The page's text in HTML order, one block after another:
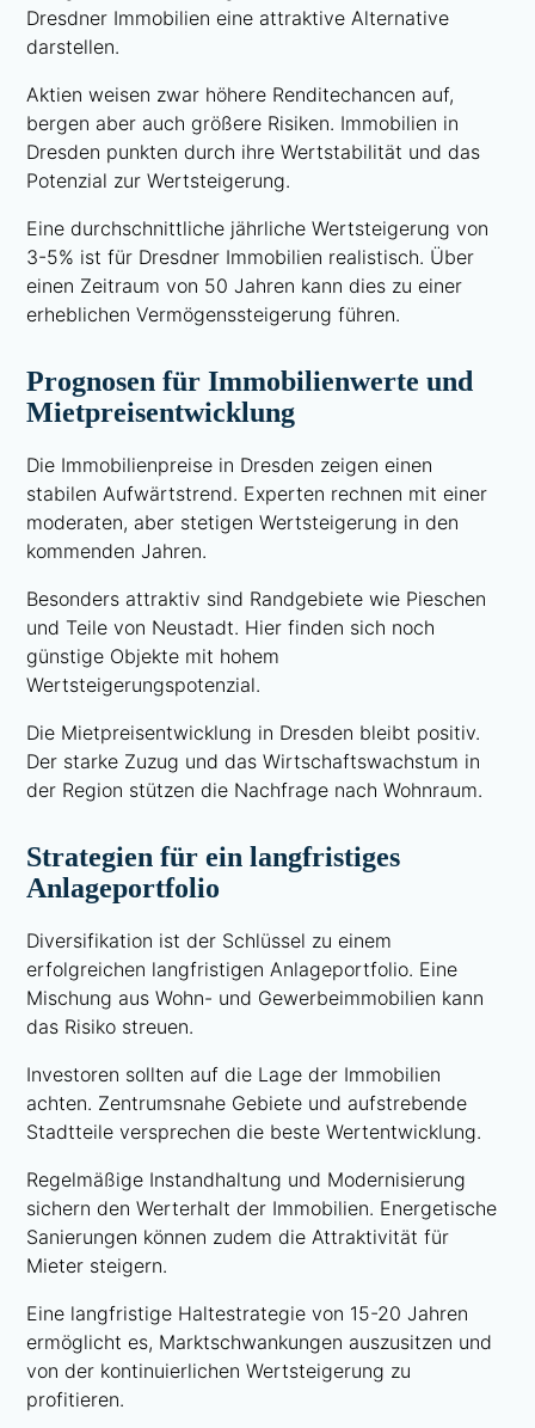
Dresdner Immobilien eine attraktive Alternative
darstellen.
Aktien weisen zwar höhere Renditechancen auf,
bergen aber auch größere Risiken. Immobilien in
Dresden punkten durch ihre Wertstabilität und das
Potenzial zur Wertsteigerung.
Eine durchschnittliche jährliche Wertsteigerung von
3-5% ist für Dresdner Immobilien realistisch. Über
einen Zeitraum von 50 Jahren kann dies zu einer
erheblichen Vermögenssteigerung führen.
Prognosen für Immobilienwerte und
Mietpreisentwicklung
Die Immobilienpreise in Dresden zeigen einen
stabilen Aufwärtstrend. Experten rechnen mit einer
moderaten, aber stetigen Wertsteigerung in den
kommenden Jahren.
Besonders attraktiv sind Randgebiete wie Pieschen
und Teile von Neustadt. Hier finden sich noch
günstige Objekte mit hohem
Wertsteigerungspotenzial.
Die Mietpreisentwicklung in Dresden bleibt positiv.
Der starke Zuzug und das Wirtschaftswachstum in
der Region stützen die Nachfrage nach Wohnraum.
Strategien für ein langfristiges
Anlageportfolio
Diversifikation ist der Schlüssel zu einem
erfolgreichen langfristigen Anlageportfolio. Eine
Mischung aus Wohn- und Gewerbeimmobilien kann
das Risiko streuen.
Investoren sollten auf die Lage der Immobilien
achten. Zentrumsnahe Gebiete und aufstrebende
Stadtteile versprechen die beste Wertentwicklung.
Regelmäßige Instandhaltung und Modernisierung
sichern den Werterhalt der Immobilien. Energetische
Sanierungen können zudem die Attraktivität für
Mieter steigern.
Eine langfristige Haltestrategie von 15-20 Jahren
ermöglicht es, Marktschwankungen auszusitzen und
von der kontinuierlichen Wertsteigerung zu
profitieren.